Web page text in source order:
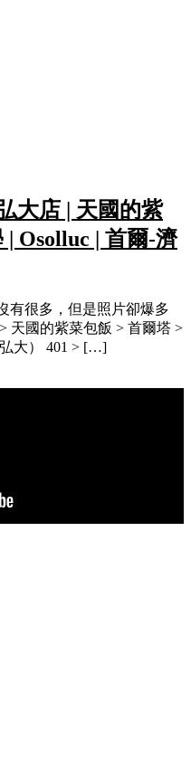
大店 | 天國的紫
Osolluc | 首爾-濟
有很多，但是照片卻爆多
天國的紫菜包飯 > 首爾塔 >
大） 401 > […]